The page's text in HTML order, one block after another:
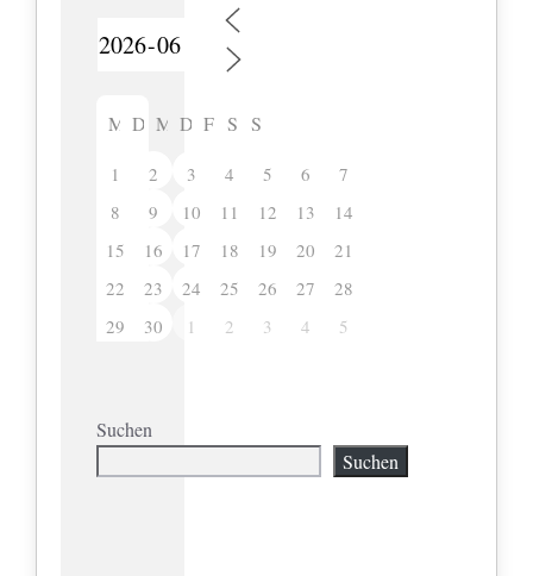
M D M D F S S
1 2 3 4 5 6
7
8
9 10 11 12 13
14
15
16 17 18 19 20
21
22
23 24 25 26 27
28
29
30 1 2 3 4 5
Suchen
Suchen